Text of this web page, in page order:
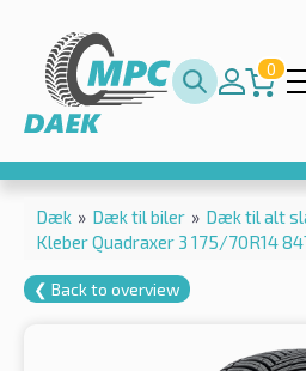
0
Dæk » Dæk til biler » Dæk til alt
Kleber Quadraxer 3 175/70R14
❮ Back to overview